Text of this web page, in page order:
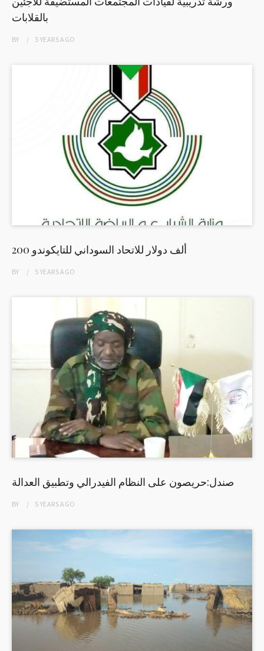
بالقلابات
BY 5 YEARSAGO
200 ألف دولار للاتحاد السوداني للتايكوندو
BY 5 YEARSAGO
صندل:حريصون على النظام الفيدرالي وتطبيق العدالة
BY 5 YEARSAGO